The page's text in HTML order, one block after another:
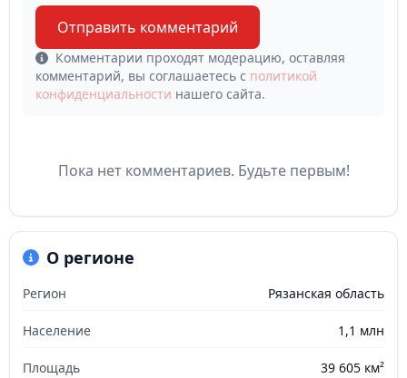
Отправить комментарий
Комментарии проходят модерацию, оставляя
комментарий, вы соглашаетесь с политикой
конфиденциальности нашего сайта.
Пока нет комментариев. Будьте первым!
О регионе
Регион Рязанская область
Население 1,1 млн
Площадь 39 605 км²